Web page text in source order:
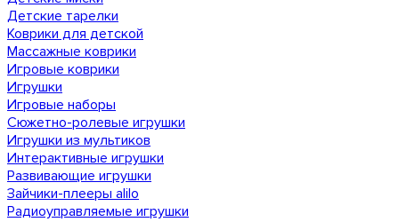
Детские тарелки
Коврики для детской
Массажные коврики
Игровые коврики
Игрушки
Игровые наборы
Сюжетно-ролевые игрушки
Игрушки из мультиков
Интерактивные игрушки
Развивающие игрушки
Зайчики-плееры alilo
Радиоуправляемые игрушки